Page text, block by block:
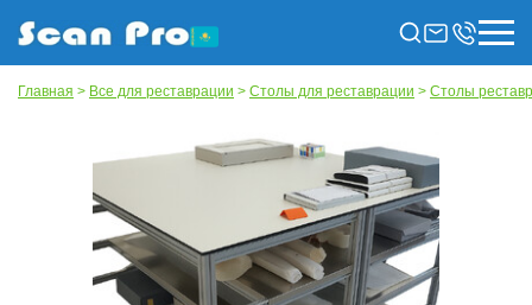
Главная > Все для реставрации > Столы для реставрации > Столы